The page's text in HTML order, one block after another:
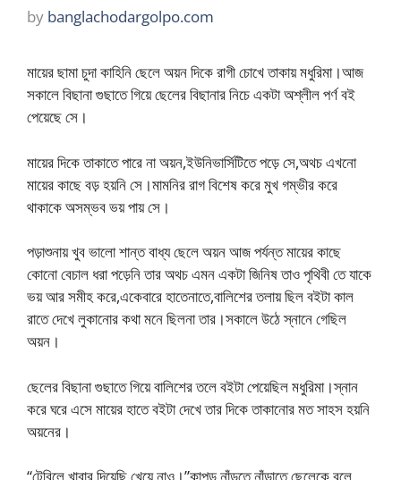
by banglachodargolpo.com
মায়ের ছামা চুদা কাহিনি ছেলে অয়ন দিকে রাগী চোখে তাকায় মধুরিমা।আজ
সকালে বিছানা গুছাতে গিয়ে ছেলের বিছানার নিচে একটা অশ্লীল পর্ণ বই
পেয়েছে সে।
মায়ের দিকে তাকাতে পারে না অয়ন,ইউনিভার্সিটিতে পড়ে সে,অথচ এখনো
মায়ের কাছে বড় হয়নি সে।মামনির রাগ বিশেষ করে মুখ গম্ভীর করে
থাকাকে অসম্ভব ভয় পায় সে।
পড়াশুনায় খুব ভালো শান্ত বাধ্য ছেলে অয়ন আজ পর্যন্ত মায়ের কাছে
কোনো বেচাল ধরা পড়েনি তার অথচ এমন একটা জিনিষ তাও পৃথিবী তে যাকে
ভয় আর সমীহ করে,একেবারে হাতেনাতে,বালিশের তলায় ছিল বইটা কাল
রাতে দেখে লুকানোর কথা মনে ছিলনা তার।সকালে উঠে স্নানে গেছিল
অয়ন।
ছেলের বিছানা গুছাতে গিয়ে বালিশের তলে বইটা পেয়েছিল মধুরিমা।স্নান
করে ঘরে এসে মায়ের হাতে বইটা দেখে তার দিকে তাকানোর মত সাহস হয়নি
অয়নের।